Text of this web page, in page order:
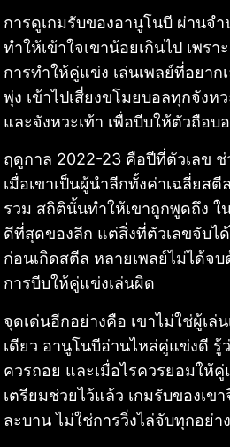
การดูเกมรับของอานูโนบี ผ่านจ
ทำให้เข้าใจเขาน้อยเกินไป เพร
การทำให้คู่แข่ง เล่นเพลย์ที่อยาก
พุ่ง เข้าไปเสี่ยงขโมยบอลทุกจังห
และจังหวะเท้า เพื่อบีบให้ตัวถือบ
ฤดูกาล 2022-23 คือปีที่ตัวเลข
เมื่อเขาเป็นผู้นำลีกทั้งค่าเฉลี่ยส
รวม สถิตินั้นทำให้เขาถูกพูดถึง ใ
ดีที่สุดของลีก แต่สิ่งที่ตัวเลขจับไ
ก่อนเกิดสตีล หลายเพลย์ไม่ได้จบ
การบีบให้คู่แข่งเล่นผิด
จุดเด่นอีกอย่างคือ เขาไม่ใช่ผู้เล่
เดียว อานูโนบีอ่านไหล่คู่แข่งดี รู้
ควรถอย และเมื่อไรควรยอมให้
เตรียมช่วยไว้แล้ว เกมรับของเข
ละบาน ไม่ใช่การวิ่งไล่จับทุกอย่า